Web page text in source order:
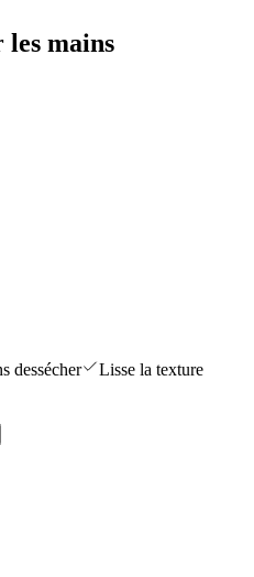
les mains
dessécher
Lisse la texture